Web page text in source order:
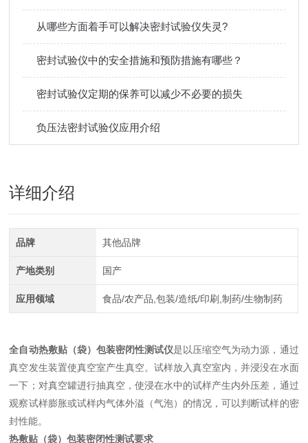
从哪些方面着手可以解决密封试验仪失灵?
密封试验仪中的安全措施和预防措施有哪些？
密封试验仪定期的保养可以减少不必要的损失
负压法密封试验仪应用介绍
详细介绍
品牌 其他品牌
产地类别 国产
应用领域 食品/农产品,包装/造纸/印刷,制药/生物制药
全自动热敷贴（袋）包装密闭性测试仪是以压缩空气为动力源，通过
真空发生装置使真空室产生真空。试样放入真空室内，并浸没在水面
一下；对真空罐进行抽真空，使浸在水中的试样产生内外压差，通过
观察试样膨胀或试样内气体外溢（气泡）的情况，可以判断试样的密
封性能。
热敷贴（袋）包装密闭性测试要求